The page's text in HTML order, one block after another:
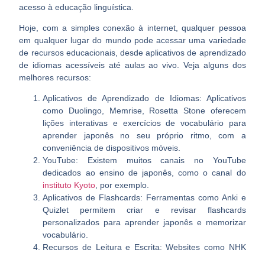
acesso à educação linguística.
Hoje, com a simples conexão à internet, qualquer pessoa
em qualquer lugar do mundo pode acessar uma variedade
de recursos educacionais, desde aplicativos de aprendizado
de idiomas acessíveis até aulas ao vivo. Veja alguns dos
melhores recursos:
Aplicativos de Aprendizado de Idiomas: Aplicativos
como Duolingo, Memrise, Rosetta Stone oferecem
lições interativas e exercícios de vocabulário para
aprender japonês no seu próprio ritmo, com a
conveniência de dispositivos móveis.
YouTube: Existem muitos canais no YouTube
dedicados ao ensino de japonês, como o canal do
instituto Kyoto, por exemplo.
Aplicativos de Flashcards: Ferramentas como Anki e
Quizlet permitem criar e revisar flashcards
personalizados para aprender japonês e memorizar
vocabulário.
Recursos de Leitura e Escrita: Websites como NHK